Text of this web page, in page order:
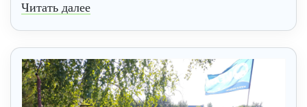
Читать далее